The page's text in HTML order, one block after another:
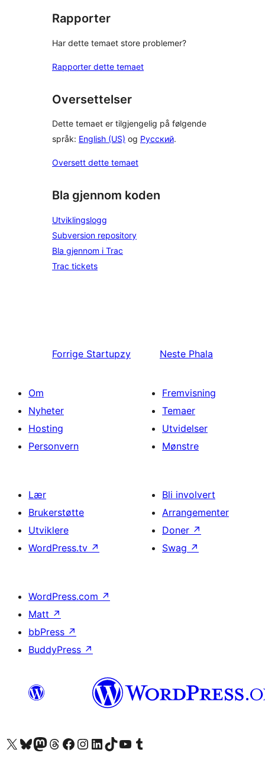
Rapporter
Har dette temaet store problemer?
Rapporter dette temaet
Oversettelser
Dette temaet er tilgjengelig på følgende
språk: English (US) og Русский.
Oversett dette temaet
Bla gjennom koden
Utviklingslogg
Subversion repository
Bla gjennom i Trac
Trac tickets
Forrige Startupzy Neste Phala
Om
Nyheter
Hosting
Personvern
Fremvisning
Temaer
Utvidelser
Mønstre
Lær
Brukerstøtte
Utviklere
WordPress.tv ↗
Bli involvert
Arrangementer
Doner ↗
Swag ↗
WordPress.com ↗
Matt ↗
bbPress ↗
BuddyPress ↗
Besøk vår konto på X Visit our Bluesky account
Besøk vår Mastodon-konto
Visit our Threads account
Besøk vår Facebook-sideBesøk vår Instagram-konto
Besøk vår LinkedIn-konto
Visit our TikTok account
Visit our YouTube channel
Visit our Tumblr account